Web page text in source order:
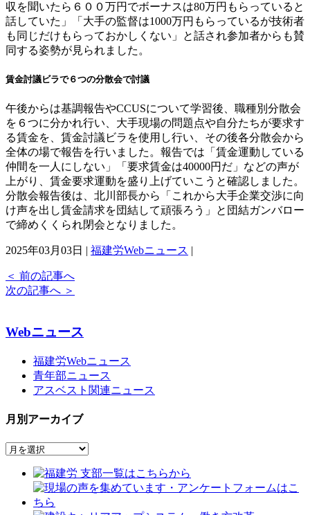
収を聞いたら６００万円でボーナスは80万円もらっていると
話していた」「大手の監督は1000万円もらっているが技術者
も同じだけもらっておかしくない」と話され参加者からも賛
同する姿勢が見られました。
賃金討議ビラで６つの分散会で討議
午後からは基調報告やCCUSについて学習後、職種別分散会
を６つに分かれ行い、大手現場の問題点や自分たちが要求す
る賃金を、賃金討議ビラを使用し行い、その後各分散会から
全体の場で報告を行いました。報告では「賃金運動している
仲間を一人にしない」「要求賃金は40000円だ」などの声が
上がり、賃金要求運動を盛り上げていこうと確認しました。
分散会報告後は、北川部長から「これから大手企業交渉に向
け声を出し賃金請求を団結して頑張ろう」と団結ガンバロー
で締めくくられ閉会となりました。
2025年03月03日 | 福建労Webニュース |
＜ 前の記事へ
次の記事へ ＞
Webニュース
福建労Webニュース
青年部ニュース
アスベスト関連ニュース
月別アーカイブ